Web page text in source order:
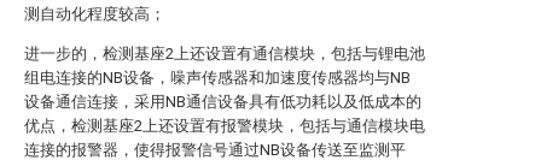
测自动化程度较高；
进一步的，检测基座2上还设置有通信模块，包括与锂电池
组电连接的NB设备，噪声传感器和加速度传感器均与NB
设备通信连接，采用NB通信设备具有低功耗以及低成本的
优点，检测基座2上还设置有报警模块，包括与通信模块电
连接的报警器，使得报警信号通过NB设备传送至监测平